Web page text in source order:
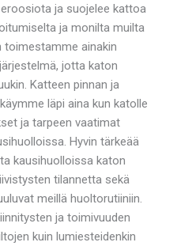
ja suojelee kattoa
ja monilta muilta
toimestamme ainakin
jotta katon
Katteen pinnan ja
läpi aina kun katolle
ja tarpeen vaatimat
Hyvin tärkeää
kausihuolloissa katon
tilannetta sekä
meillä huoltorutiiniin.
ja toimivuuden
kuin lumiesteidenkin